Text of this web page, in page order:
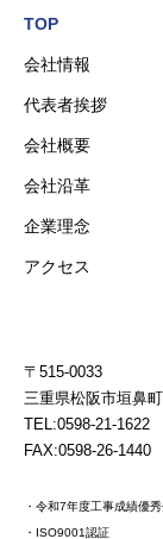
TOP
会社情報
代表者挨拶
会社概要
会社沿革
企業理念
アクセス
〒515-0033
三重県松阪市垣鼻
TEL:0598-21-1622
FAX:0598-26-1440
・令和7年度工事成績優
・ISO9001認証